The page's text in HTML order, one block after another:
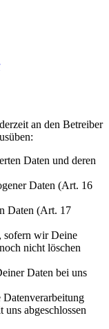
an den Betreiber
Daten und deren
Daten (Art. 16
Daten (Art. 17
sofern wir Deine
nicht löschen
Daten bei uns
abgeschlossen